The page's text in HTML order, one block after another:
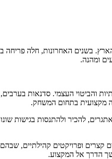
בשנים האחרונות, חלה
ומהנה.
והביטוי העצמי. סדנאות
מקצועית בתחום המשחק.
להכיר ולהתנסות בגישות
קצרים ופרויקטים קהילתיים,
הדרך אל המקצוע.